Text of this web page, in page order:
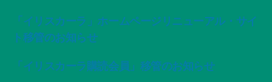
「イリスカーラ」ホームページリニューアル・サイ
ト移管のお知らせ
「イリスカーラ購読会員」移管のお知らせ